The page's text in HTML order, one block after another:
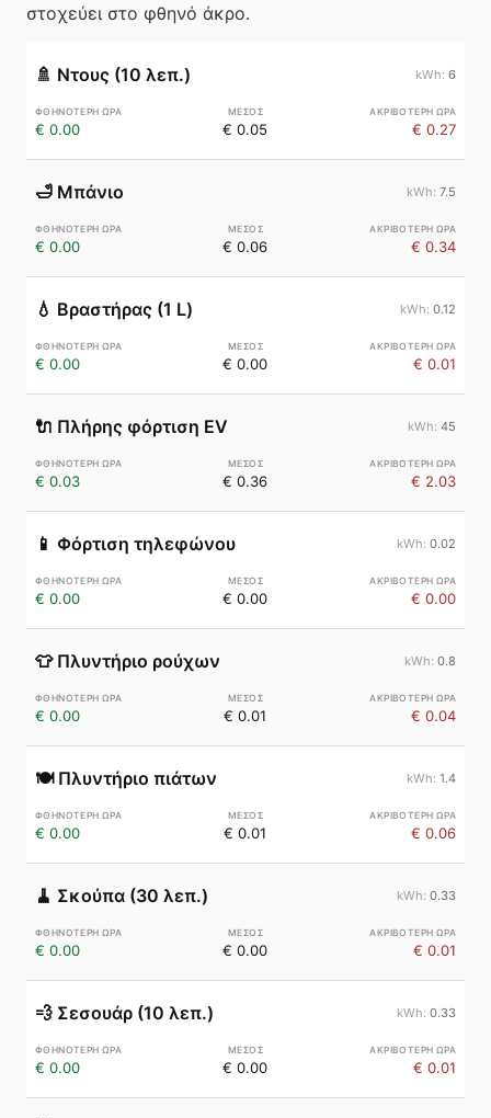
στοχεύει στο φθηνό άκρο.
🚿 Ντους (10 λεπ.) 6
€ 0.00 € 0.05 € 0.27
🛁 Μπάνιο 7.5
€ 0.00 € 0.06 € 0.34
💧 Βραστήρας (1 L) 0.12
€ 0.00 € 0.00 € 0.01
🔌 Πλήρης φόρτιση EV 45
€ 0.03 € 0.36 € 2.03
📱 Φόρτιση τηλεφώνου 0.02
€ 0.00 € 0.00 € 0.00
👕 Πλυντήριο ρούχων 0.8
€ 0.00 € 0.01 € 0.04
🍽️ Πλυντήριο πιάτων 1.4
€ 0.00 € 0.01 € 0.06
🧹 Σκούπα (30 λεπ.) 0.33
€ 0.00 € 0.00 € 0.01
💨 Σεσουάρ (10 λεπ.) 0.33
€ 0.00 € 0.00 € 0.01